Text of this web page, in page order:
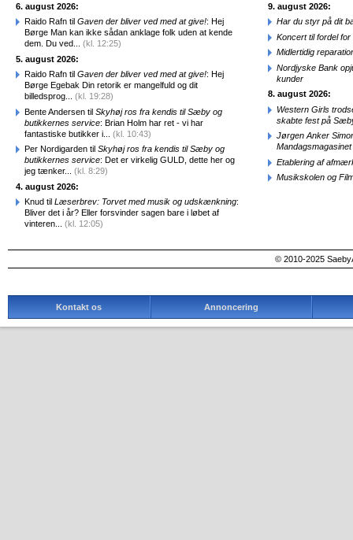
6. august 2026:
Raido Rafn til Gaven der bliver ved med at give!: Hej
Børge Man kan ikke sådan anklage folk uden at kende
dem. Du ved... (kl. 12:25)
5. august 2026:
Raido Rafn til Gaven der bliver ved med at give!: Hej
Børge Egebak Din retorik er mangelfuld og dit
billedsprog... (kl. 19:28)
Bente Andersen til Skyhøj ros fra kendis til Sæby og
butikkernes service: Brian Holm har ret - vi har
fantastiske butikker i... (kl. 10:43)
Per Nordigarden til Skyhøj ros fra kendis til Sæby og
butikkernes service: Det er virkelig GULD, dette her og
jeg tænker... (kl. 8:29)
4. august 2026:
Knud til Læserbrev: Torvet med musik og udskænkning:
Bliver det i år? Eller forsvinder sagen bare i løbet af
vinteren... (kl. 12:05)
9. august 2026:
Har du styr på dit
Koncert til fordel
Midlertidig
Nordjyske Bank
kunder
8. august 2026:
Western Girls
skabte fest på
Jørgen Anker
Mandagsmagasinet
Etablering af
Musikskolen og
© 2010-2025
Kontakt os Annoncering